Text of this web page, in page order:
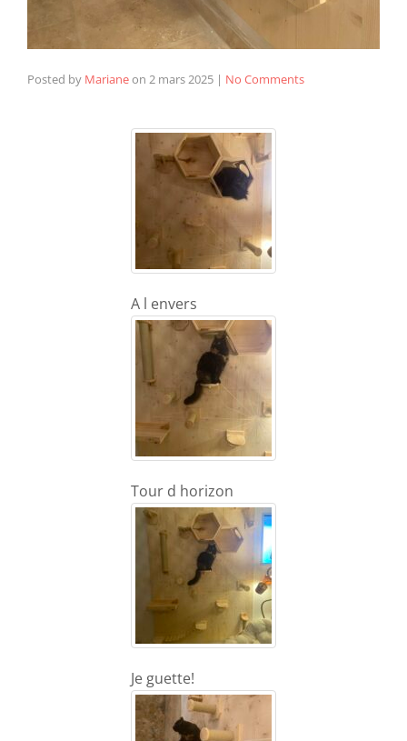
Posted by Marianeon 2 mars 2025 | No Comments
A l envers
Tour d horizon
Je guette!